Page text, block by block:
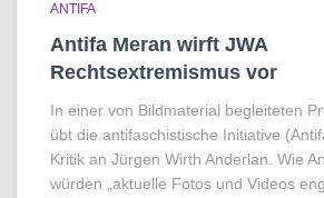
ANTIFA
Antifa Meran wirft JWA
Rechtsextremismus vor
In einer von Bildmaterial begleiteten
übt die antifaschistische Initiative
Kritik an Jürgen Wirth Anderlan. Wie
würden „aktuelle Fotos und Videos